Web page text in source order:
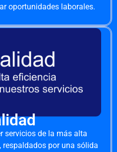
oportunidades laborales.
servicios de la más alta
por una sólida